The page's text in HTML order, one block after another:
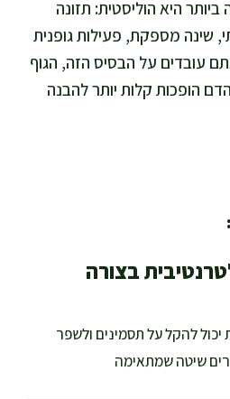
היא הוליסטית: תזונה
שינה מספקת, פעילות גופנית
עובדים על הבסיס הזה, הגוף
הופכות קלות יותר להבנה
בצורה
יכול להקל על תסמינים ולשפר
שיטה שמתאימה